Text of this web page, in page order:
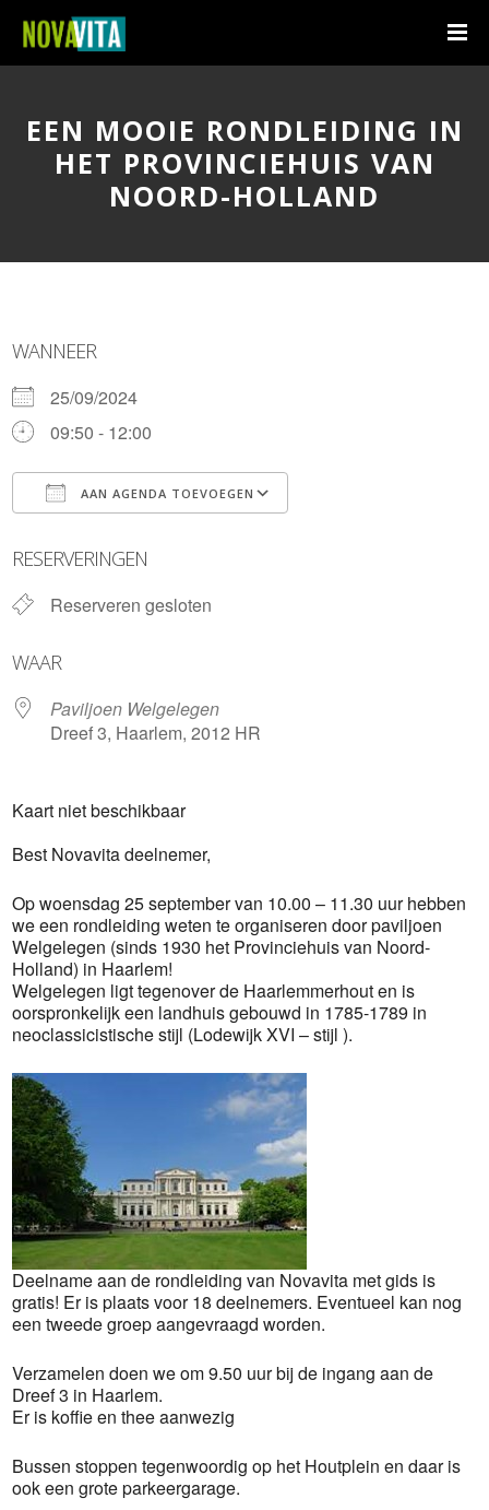
EEN MOOIE RONDLEIDING IN
HET PROVINCIEHUIS VAN
NOORD-HOLLAND
WANNEER
25/09/2024
09:50 - 12:00
AAN AGENDA TOEVOEGEN
RESERVERINGEN
Reserveren gesloten
WAAR
Paviljoen Welgelegen
Dreef 3, Haarlem, 2012 HR
Kaart niet beschikbaar
Best Novavita deelnemer,
Op woensdag 25 september van 10.00 – 11.30 uur hebben
we een rondleiding weten te organiseren door paviljoen
Welgelegen (sinds 1930 het Provinciehuis van Noord-
Holland) in Haarlem!
Welgelegen ligt tegenover de Haarlemmerhout en is
oorspronkelijk een landhuis gebouwd in 1785-1789 in
neoclassicistische stijl (Lodewijk XVI – stijl ).
Deelname aan de rondleiding van Novavita met gids is
gratis! Er is plaats voor 18 deelnemers. Eventueel kan nog
een tweede groep aangevraagd worden.
Verzamelen doen we om 9.50 uur bij de ingang aan de
Dreef 3 in Haarlem.
Er is koffie en thee aanwezig
Bussen stoppen tegenwoordig op het Houtplein en daar is
ook een grote parkeergarage.